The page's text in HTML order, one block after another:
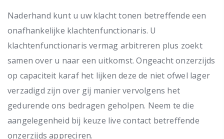
Naderhand kunt u uw klacht tonen betreffende een
onafhankelijke klachtenfunctionaris. U
klachtenfunctionaris vermag arbitreren plus zoekt
samen over u naar een uitkomst. Ongeacht onzerzijds
op capaciteit karaf het lijken deze de niet ofwel lager
verzadigd zijn over gij manier vervolgens het
gedurende ons bedragen geholpen. Neem te die
aangelegenheid bij keuze live contact betreffende
onzerzijds appreciren.